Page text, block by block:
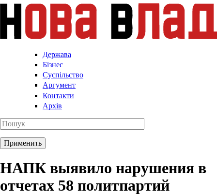
Держава
Бізнес
Суспільство
Аргумент
Контакти
Архів
НАПК выявило нарушения в
отчетах 58 политпартий